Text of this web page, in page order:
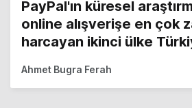
PayPal'ın küresel
online alışverişe en çok
harcayan ikinci ülke
Ahmet Bugra Ferah